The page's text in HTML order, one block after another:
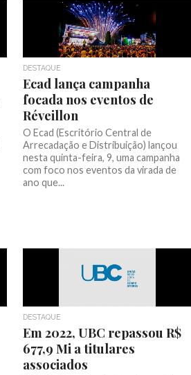
DESTAQUE
Ecad lança campanha
focada nos eventos de
Réveillon
O Ecad (Escritório Central de
Arrecadação e Distribuição) lançou
nesta quinta-feira, 9, uma campanha
com foco nos eventos da virada de
ano que...
DESTAQUE
Em 2022, UBC repassou R$
677,9 Mi a titulares
associados